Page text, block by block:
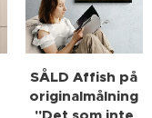
SÅLD Affish på
originalmålning